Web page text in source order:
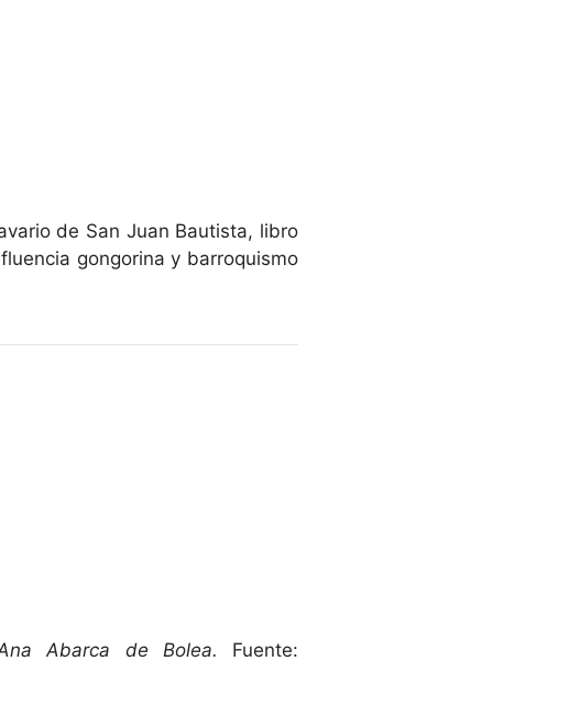
de San Juan Bautista, libro
gongorina y barroquismo
Abarca de Bolea. Fuente: